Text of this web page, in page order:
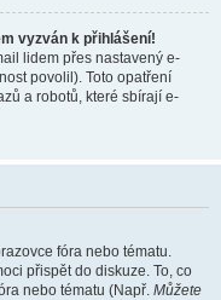
vyzván k přihlášení!
lidem přes nastavený e-
povolil). Toto opatření
a robotů, které sbírají e-
fóra nebo tématu.
přispět do diskuze. To, co
nebo tématu (Např. Můžete